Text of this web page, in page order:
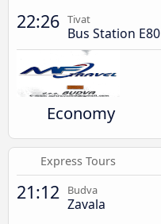
22:26 Tivat
Bus Station E80
Economy
Express Tours
21:12 Budva
Zavala